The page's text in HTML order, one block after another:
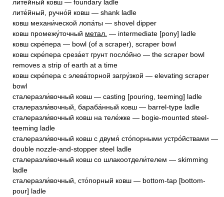
лите́йный ковш — foundary ladle
лите́йный, ручно́й ковш — shank ladle
ковш механи́ческой лопа́ты — shovel dipper
ковш промежу́точный метал. — intermediate [pony] ladle
ковш скре́пера — bowl (of a scraper), scraper bowl
ковш скре́пера среза́ет грунт посло́йно — the scraper bowl
removes a strip of earth at a time
ковш скре́пера с элева́торной загру́зкой — elevating scraper
bowl
сталеразли́вочный ковш — casting [pouring, teeming] ladle
сталеразли́вочный, бараба́нный ковш — barrel-type ladle
сталеразли́вочный ковш на теле́жке — bogie-mounted steel-
teeming ladle
сталеразли́вочный ковш с двумя́ сто́порными устро́йствами —
double nozzle-and-stopper steel ladle
сталеразли́вочный ковш со шлакоотдели́телем — skimming
ladle
сталеразли́вочный, сто́порный ковш — bottom-tap [bottom-
pour] ladle